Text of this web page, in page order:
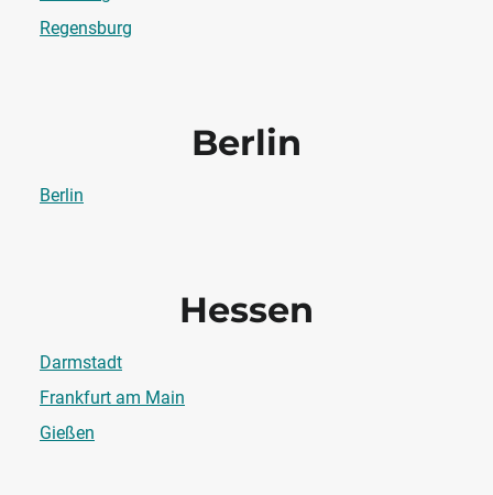
Regensburg
Berlin
Berlin
Hessen
Darmstadt
Frankfurt am Main
Gießen